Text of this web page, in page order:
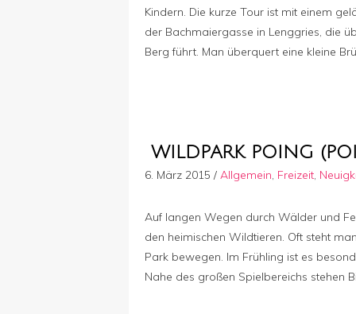
Kindern. Die kurze Tour ist mit einem
der Bachmaiergasse in Lenggries, die
Berg führt. Man überquert eine kleine
WILDPARK POING
6. März 2015 / Allgemein, Freizeit,
Auf langen Wegen durch Wälder und
den heimischen Wildtieren. Oft steht
Park bewegen. Im Frühling ist es
Nahe des großen Spielbereichs stehen